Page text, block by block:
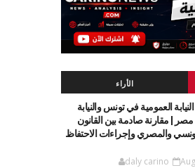
الأراء
العمومية في تونس والنيابة
| مقارنة صادمة بين القانون
والمصري وإجراءات الاحتفاظ
daly carino